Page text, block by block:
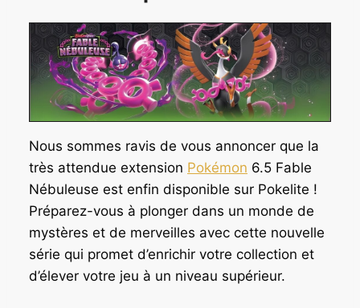
Nous sommes ravis de vous annoncer que la
très attendue extension Pokémon 6.5 Fable
Nébuleuse est enfin disponible sur Pokelite !
Préparez-vous à plonger dans un monde de
mystères et de merveilles avec cette nouvelle
série qui promet d’enrichir votre collection et
d’élever votre jeu à un niveau supérieur.